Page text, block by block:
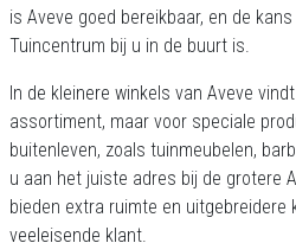
is Aveve goed bereikbaar, en de
Tuincentrum bij u in de buurt is.
In de kleinere winkels van Aveve
assortiment, maar voor speciale
buitenleven, zoals tuinmeubelen,
u aan het juiste adres bij de grotere
bieden extra ruimte en uitgebreidere
veeleisende klant.